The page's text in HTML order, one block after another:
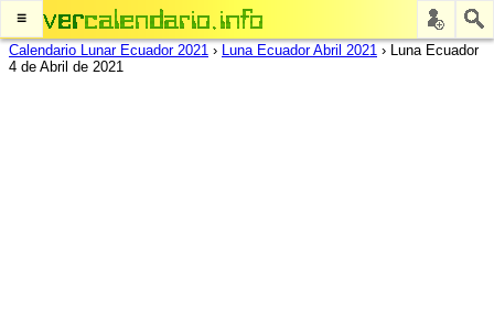
≡
Calendario Lunar Ecuador 2021 › Luna Ecuador Abril 2021 › Luna Ecuador
4 de Abril de 2021